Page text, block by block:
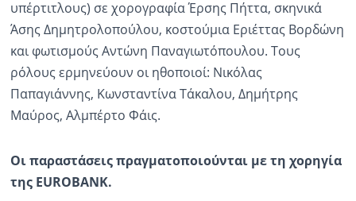
υπέρτιτλους) σε χορογραφία Έρσης Πήττα, σκηνικά
Άσης Δημητρολοπούλου, κοστούμια Εριέττας Βορδώνη
και φωτισμούς Αντώνη Παναγιωτόπουλου. Τους
ρόλους ερμηνεύουν οι ηθοποιοί: Νικόλας
Παπαγιάννης, Κωνσταντίνα Τάκαλου, Δημήτρης
Μαύρος, Αλμπέρτο Φάις.
Οι παραστάσεις πραγματοποιούνται με τη χορηγία
της EUROBANK.